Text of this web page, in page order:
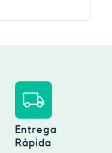
Entrega
Rápida